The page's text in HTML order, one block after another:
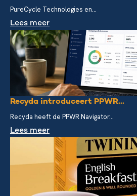
PureCycle Technologies en...
Lees meer
Recyda introduceert PPWR...
Recyda heeft de PPWR Navigator...
Lees meer